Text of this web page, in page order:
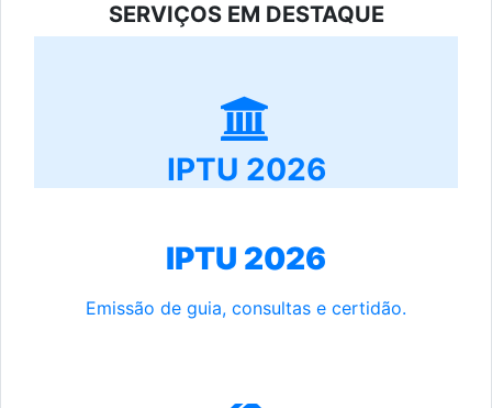
SERVIÇOS EM DESTAQUE
IPTU 2026
IPTU 2026
Emissão de guia, consultas e certidão.